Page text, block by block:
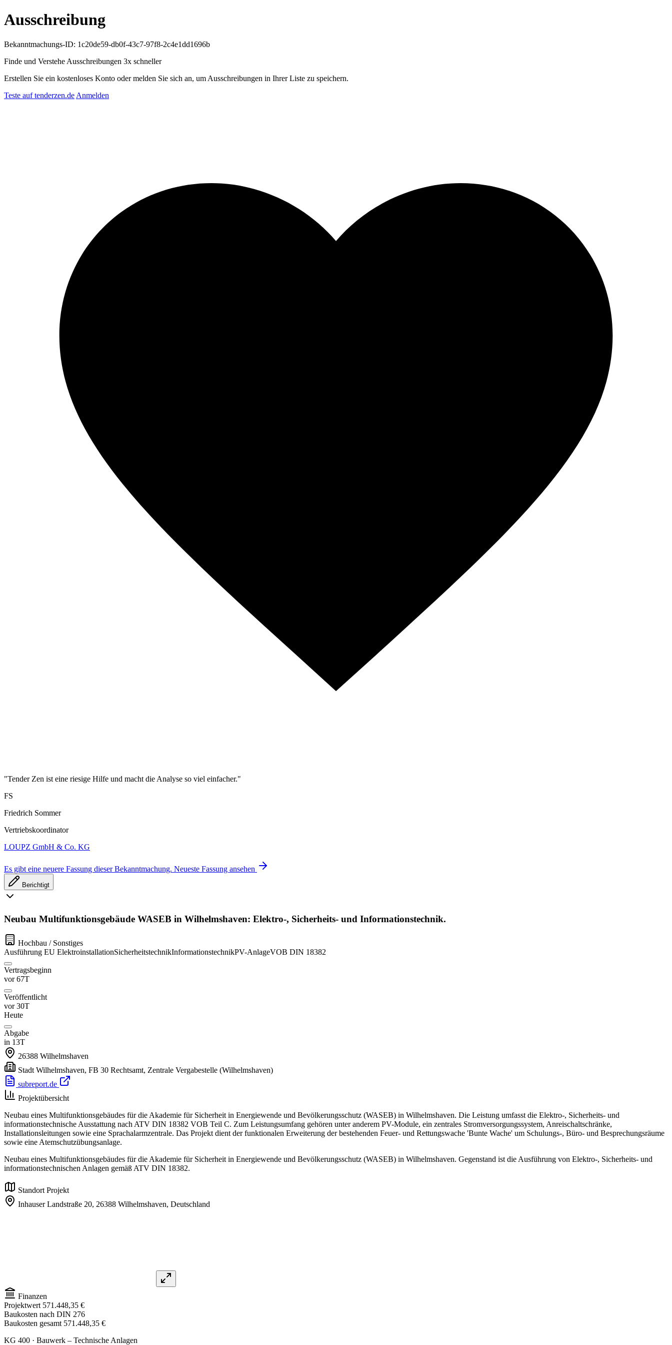
Ausschreibung
Bekanntmachungs-ID: 1c20de59-db0f-43c7-97f8-2c4e1dd1696b
Finde und Verstehe Ausschreibungen 3x schneller
Erstellen Sie ein kostenloses Konto oder melden Sie sich an, um Ausschreibungen in Ihrer Liste zu speichern.
Teste auf tenderzen.de Anmelden
"Tender Zen ist eine riesige Hilfe und macht die Analyse so viel einfacher."
FS
Friedrich Sommer
Vertriebskoordinator
LOUPZ GmbH & Co. KG
Es gibt eine neuere Fassung dieser Bekanntmachung. Neueste Fassung ansehen
Berichtigt
Neubau Multifunktionsgebäude WASEB in Wilhelmshaven: Elektro-, Sicherheits- und Informationstechnik.
Hochbau / Sonstiges
Ausführung EU ElektroinstallationSicherheitstechnikInformationstechnikPV-AnlageVOB DIN 18382
Vertragsbeginn
vor 67T
Veröffentlicht
vor 30T
Heute
Abgabe
in 13T
26388 Wilhelmshaven
Stadt Wilhelmshaven, FB 30 Rechtsamt, Zentrale Vergabestelle (Wilhelmshaven)
subreport.de
Projektübersicht
Neubau eines Multifunktionsgebäudes für die Akademie für Sicherheit in Energiewende und Bevölkerungsschutz (WASEB) in Wilhelmshaven. Die Leistung umfasst die Elektro-, Sicherheits- und
informationstechnische Ausstattung nach ATV DIN 18382 VOB Teil C. Zum Leistungsumfang gehören unter anderem PV-Module, ein zentrales Stromversorgungssystem, Anreischaltschränke,
Installationsleitungen sowie eine Sprachalarmzentrale. Das Projekt dient der funktionalen Erweiterung der bestehenden Feuer- und Rettungswache 'Bunte Wache' um Schulungs-, Büro- und Besprechungsräume
sowie eine Atemschutzübungsanlage.
Neubau eines Multifunktionsgebäudes für die Akademie für Sicherheit in Energiewende und Bevölkerungsschutz (WASEB) in Wilhelmshaven. Gegenstand ist die Ausführung von Elektro-, Sicherheits- und
informationstechnischen Anlagen gemäß ATV DIN 18382.
Standort Projekt
Inhauser Landstraße 20, 26388 Wilhelmshaven, Deutschland
Finanzen
Projektwert 571.448,35 €
Baukosten nach DIN 276
Baukosten gesamt 571.448,35 €
KG 400 · Bauwerk – Technische Anlagen